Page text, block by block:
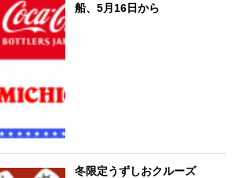
船、5月16日から
冬限定うずしおクルーズ